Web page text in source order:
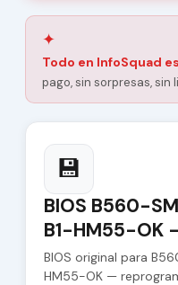
✦
Todo en InfoSquad
pago, sin sorpresas, sin
💾
BIOS B560-
B1-HM55-OK
BIOS original para
HM55-OK —